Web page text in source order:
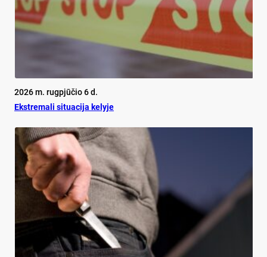
2026 m. rugpjūčio 6 d.
Ekst­re­ma­li si­tua­ci­ja ke­ly­je